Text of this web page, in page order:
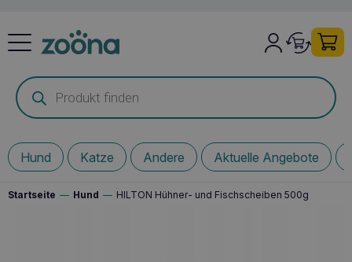
Products
search
Hund Katze Andere Aktuelle Angebote
Startseite — Hund — HILTON Hühner- und Fischscheiben 500g